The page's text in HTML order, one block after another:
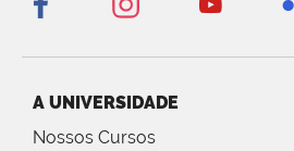
A UNIVERSIDADE
Nossos Cursos